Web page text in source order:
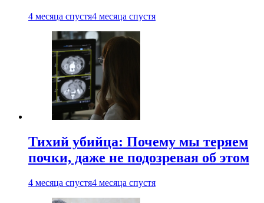
4 месяца спустя4 месяца спустя
Тихий убийца: Почему мы теряем
почки, даже не подозревая об этом
4 месяца спустя4 месяца спустя